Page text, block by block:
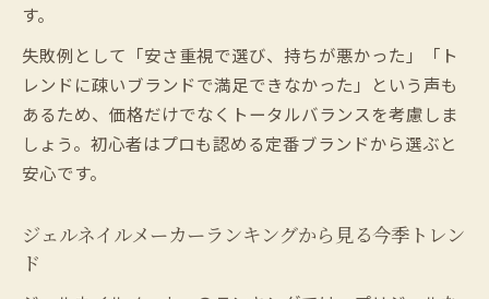
を選ぶ方法
口コミで見抜くネイルサロンブランドの信
頼度
ネイルサロン利用者が重視する選び方のポ
定術
す。
失敗例として「安さ重視で選び、持ちが悪かった」「ト
レンドに疎いブランドで満足できなかった」という声も
あるため、価格だけでなくトータルバランスを考慮しま
しょう。初心者はプロも認める定番ブランドから選ぶと
安心です。
ジェルネイルメーカーランキングから見る今季トレン
ド